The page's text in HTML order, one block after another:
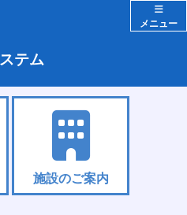
メニュー
テム
施設のご案内